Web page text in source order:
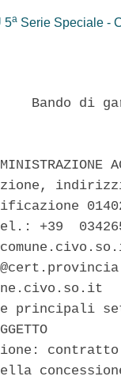
5a Serie Speciale -
Bando di
+39
e principali